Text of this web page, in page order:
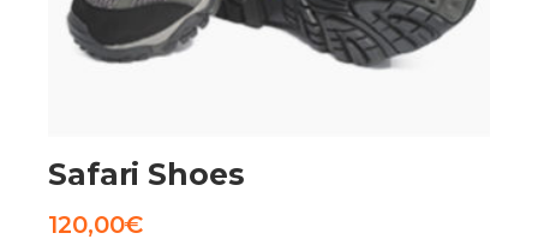
Safari Shoes
120,00€